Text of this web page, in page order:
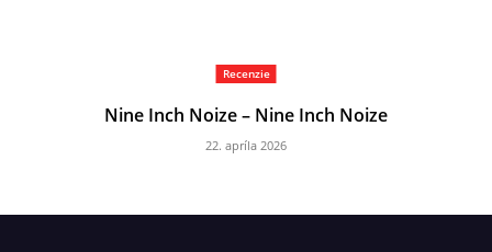
Recenzie
Nine Inch Noize – Nine Inch Noize
22. apríla 2026